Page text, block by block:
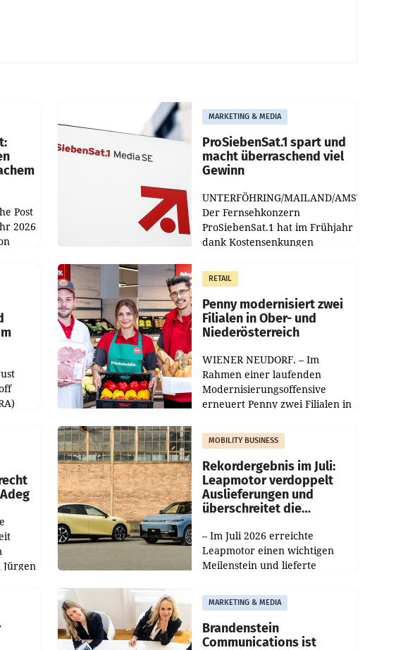
Post
2026
Plus
MARKETING & MEDIA
ProSiebenSat.1 spart und
macht überraschend viel
Gewinn
UNTERFÖHRING/MAILAND/AMSTERDAM.
Der Fernsehkonzern
ProSiebenSat.1 hat im Frühjahr
dank Kostensenkungen
gemacht und die
Markterwartung deutlich
übertroffen.
RETAIL
Penny modernisiert zwei
Filialen in Ober- und
Niederösterreich
WIENER NEUDORF. – Im
Rahmen einer laufenden
Modernisierungsoffensive
erneuert Penny zwei Filialen in
Die beiden Standorte liegen in
Haag sowie im rund
MOBILITY BUSINESS
Rekordergebnis im Juli:
Leapmotor verdoppelt
Auslieferungen und
überschreitet die
– Im Juli 2026 erreichte
Leapmotor einen wichtigen
Meilenstein und lieferte
aus, womit sich das Ergebnis
gegenüber Juli 2025 mehr als
verdoppelte (+102
MARKETING & MEDIA
Brandenstein
Communications ist